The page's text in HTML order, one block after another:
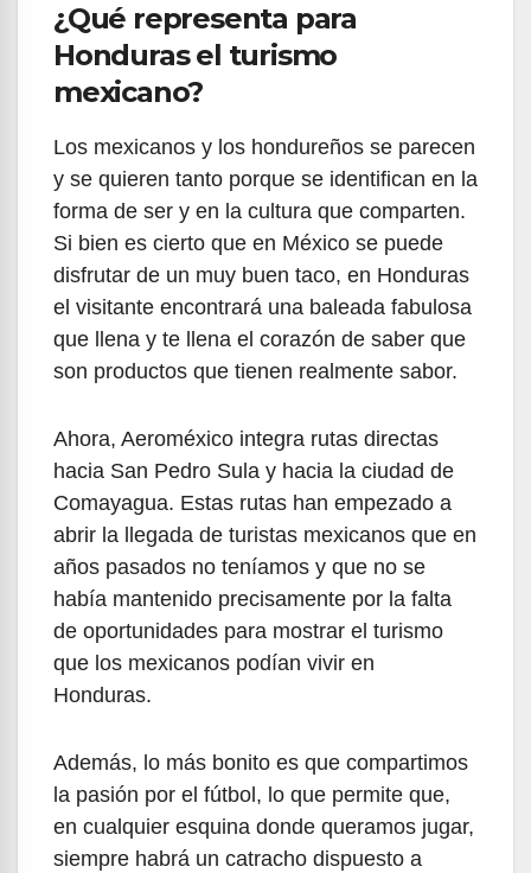
¿Qué representa para
Honduras el turismo
mexicano?
Los mexicanos y los hondureños se parecen
y se quieren tanto porque se identifican en la
forma de ser y en la cultura que comparten.
Si bien es cierto que en México se puede
disfrutar de un muy buen taco, en Honduras
el visitante encontrará una baleada fabulosa
que llena y te llena el corazón de saber que
son productos que tienen realmente sabor.
Ahora, Aeroméxico integra rutas directas
hacia San Pedro Sula y hacia la ciudad de
Comayagua. Estas rutas han empezado a
abrir la llegada de turistas mexicanos que en
años pasados no teníamos y que no se
había mantenido precisamente por la falta
de oportunidades para mostrar el turismo
que los mexicanos podían vivir en
Honduras.
Además, lo más bonito es que compartimos
la pasión por el fútbol, lo que permite que,
en cualquier esquina donde queramos jugar,
siempre habrá un catracho dispuesto a